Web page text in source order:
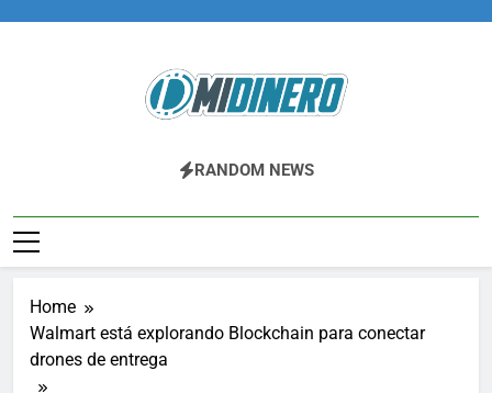
Midinero.co
Fintech, Criptomonedas
RANDOM NEWS
Home
Walmart está explorando Blockchain para conectar
drones de entrega